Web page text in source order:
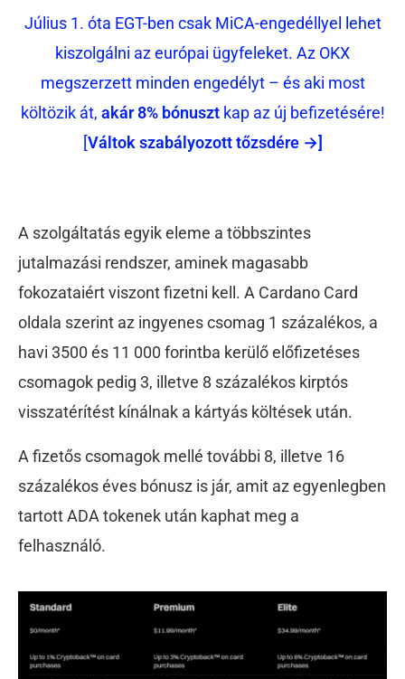
Július 1. óta EGT-ben csak MiCA-engedéllyel lehet
kiszolgálni az európai ügyfeleket. Az OKX
megszerzett minden engedélyt – és aki most
költözik át, akár 8% bónusztkap az új befizetésére!
[Váltok szabályozott tőzsdére →]
A szolgáltatás egyik eleme a többszintes
jutalmazási rendszer, aminek magasabb
fokozataiért viszont fizetni kell. A Cardano Card
oldala szerint az ingyenes csomag 1 százalékos, a
havi 3500 és 11 000 forintba kerülő előfizetéses
csomagok pedig 3, illetve 8 százalékos kirptós
visszatérítést kínálnak a kártyás költések után.
A fizetős csomagok mellé további 8, illetve 16
százalékos éves bónusz is jár, amit az egyenlegben
tartott ADA tokenek után kaphat meg a
felhasználó.